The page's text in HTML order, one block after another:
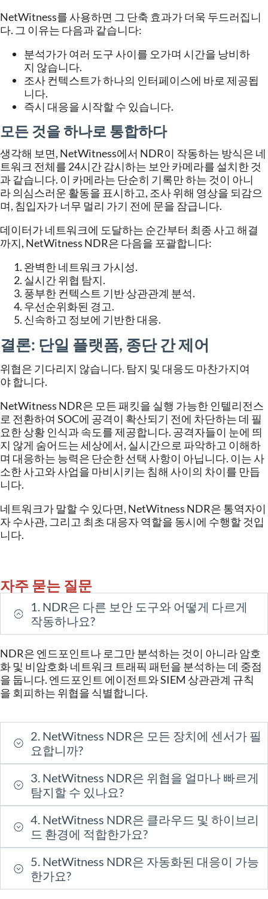
NetWitness를 사용하면 그 단축 효과가더욱 두드러집니
다. 그 이유는 다음과같습니다:
분석가가여러 도구 사이를 오가며 시간을 낭비하
지 않습니다.
조사 컨텍스트가하나의 인터페이스에 바로 제공됩
니다.
즉시 대응을시작할수 있습니다.
모든 것을 하나로 통합하다
생각해 보면, NetWitness에서 NDR이 작동하는 방식은 네
트워크 전체를 24시간감시하는 보안카메라를 설치한것
과같습니다. 이 카메라는 단순히 기록만하는 것이 아니
라의심스러운 활동을 표시하고, 조사위해 영상을 되감으
며, 침입자가 너무 멀리 가기 전에 문을 잠급니다.
데이터가네트워크에 도달하는 순간부터 최종 사고 해결
까지, NetWitness NDR은 다음을 포괄합니다:
완벽한네트워크 가시성.
실시간위협 탐지.
풍부한 컨텍스트 기반상관관계 분석.
우선순위화된 경고.
신속하고 정보에 기반한대응.
결론: 단일 플랫폼, 종단 간제어
위협은 기다리지 않습니다. 탐지 및 대응도 마찬가지여
야합니다.
NetWitness NDR은 모든패킷을 실행 가능한 인텔리전스
로 전환하여 SOC에 공격이 확산되기 전에 차단하는 데 필
요한상황 인식과속도를제공합니다. 공격자들이 눈에 띄
지 않게 숨어드는세상에서, 실시간으로 파악하고 이해하
며 대응하는 능력은 단순한선택 사항이 아닙니다. 이는 사
소한사고와사업을 마비시키는 침해 사이의 차이를 만듭
니다.
네트워크가 말할수 있다면, NetWitness NDR은 통역자이
자수사관, 그리고 최초 대응자역할을 동시에 수행할것입
니다.
자주 묻는 질문
1. NDR은 다른 보안 도구와 어떻게 다르게
작동하나요?
NDR은 엔드포인트나 로그만분석하는 것이 아니라암호
화 및 비암호화네트워크 트래픽 패턴을 분석하는 데 중점
을 둡니다. 엔드포인트 에이전트와SIEM 상관관계 규칙
을 회피하는 위협을 식별합니다.
2. NetWitness NDR은 모든 장치에 센서가 필
요합니까?
3. NetWitness NDR은 위협을 얼마나 빠르게
탐지할 수 있나요?
4. NetWitness NDR은 클라우드 및 하이브리
드 환경에 적합한가요?
5. NetWitness NDR은 자동화된 대응이 가능
한가요?